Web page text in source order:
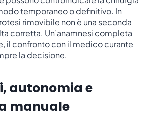
temporaneo o definitivo. In
rimovibile non è una seconda
corretta. Un’anamnesi completa
il confronto con il medico curante
la decisione.
autonomia e
manuale